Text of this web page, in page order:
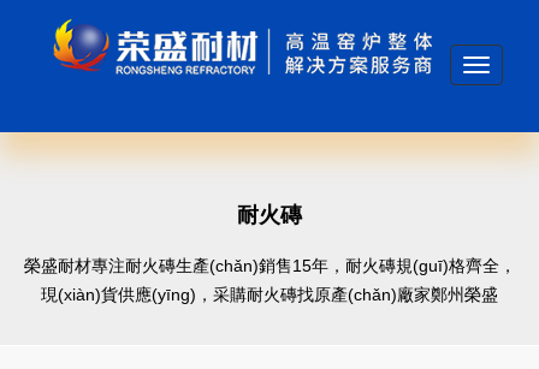
Toggle
耐火磚
榮盛耐材專注耐火磚生產(chǎn)銷售15年，耐火磚規(guī)格齊全，
現(xiàn)貨供應(yīng)，采購耐火磚找原產(chǎn)廠家鄭州榮盛